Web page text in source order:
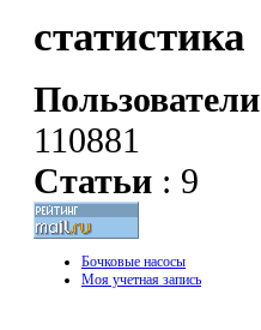
статистика
Пользователи
110881
Статьи : 9
Бочковые насосы
Моя учетная запись